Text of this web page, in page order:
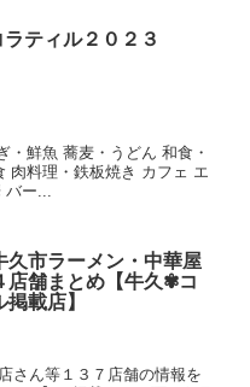
ティル２０２３
・鮮魚 蕎麦・うどん 和食・
肉料理・鉄板焼き カフェ エ
バー...
久市ラーメン・中華屋
店舗まとめ【牛久✾コ
載店】
さん等１３７店舗の情報を